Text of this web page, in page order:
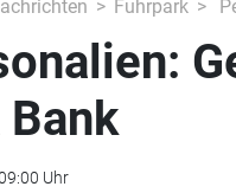
Fuhrpark
Bank
Uhr